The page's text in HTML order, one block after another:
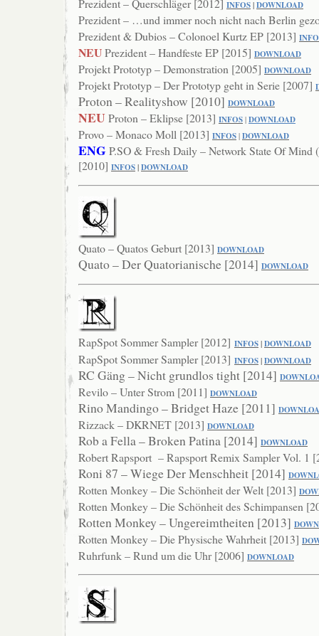
Prezident – Querschläger [2012] INFOS|DOWNLOAD
Prezident – …und immer noch nicht nach Berlin
Prezident & Dubios – Colonoel Kurtz EP [2013] INFO
NEUPrezident – Handfeste EP [2015] DOWNLOAD
Projekt Prototyp – Demonstration [2005] DOWNLOAD
Projekt Prototyp – Der Prototyp geht in Serie [2007]
Proton – Realityshow [2010] DOWNLOAD
NEUProton – Eklipse [2013] INFOS | DOWNLOAD
Provo – Monaco Moll [2013] INFOS | DOWNLOAD
ENGP.SO & Fresh Daily – Network State Of Mind
[2010] INFOS|DOWNLOAD
Quato – Quatos Geburt [2013] DOWNLOAD
Quato – Der Quatorianische [2014] DOWNLOAD
RapSpot Sommer Sampler [2012] INFOS|DOWNLOAD
RapSpot Sommer Sampler [2013] INFOS|DOWNLOAD
RC Gäng – Nicht grundlos tight [2014]
Revilo – Unter Strom [2011] DOWNLOAD
Rino Mandingo – Bridget Haze [2011]
Rizzack – DKRNET [2013] DOWNLOAD
Rob a Fella – Broken Patina [2014] DOWNLOAD
Robert Rapsport – Rapsport Remix Sampler Vol. 1
Roni 87 – Wiege Der Menschheit [2014] DOWNL
Rotten Monkey – Die Schönheit der Welt [2013]
Rotten Monkey – Die Schönheit des Schimpansen
Rotten Monkey – Ungereimtheiten [2013]
Rotten Monkey – Die Physische Wahrheit [2013]
Ruhrfunk – Rund um die Uhr [2006] DOWNLOAD